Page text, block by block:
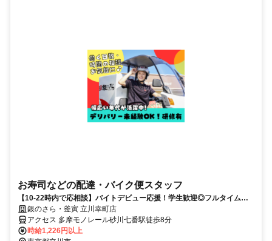
お寿司などの配達・バイク便スタッフ
【10-22時内で応相談】バイトデビュー応援！学生歓迎◎フルタイム勤
務もOK♪
銀のさら・釜寅 立川幸町店
アクセス 多摩モノレール砂川七番駅徒歩8分
時給1,226円以上